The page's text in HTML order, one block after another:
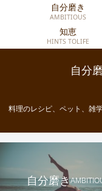
自分
料理のレシピ、ペット、雑
自分磨き
AMBITIOUS
知恵
HINTS TOLIFE
自分磨き